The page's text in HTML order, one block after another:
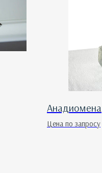
Анадиомена
Цена по запросу